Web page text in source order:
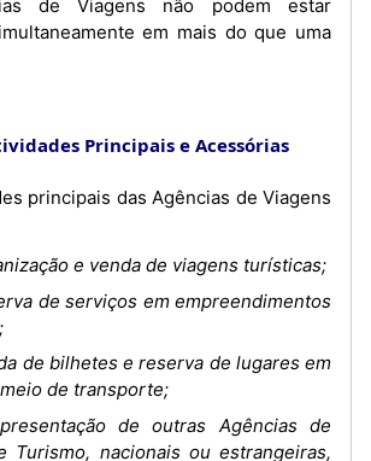
em mais do que uma
Principais e Acessórias
e venda de viagens turísticas;
de serviços em empreendimentos
de bilhetes e reserva de lugares em
de transporte;
de outras Agências de
Turismo, nacionais ou estrangeiras,